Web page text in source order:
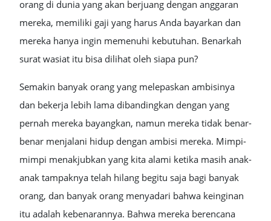
orang di dunia yang akan berjuang dengan anggaran
mereka, memiliki gaji yang harus Anda bayarkan dan
mereka hanya ingin memenuhi kebutuhan. Benarkah
surat wasiat itu bisa dilihat oleh siapa pun?
Semakin banyak orang yang melepaskan ambisinya
dan bekerja lebih lama dibandingkan dengan yang
pernah mereka bayangkan, namun mereka tidak benar-
benar menjalani hidup dengan ambisi mereka. Mimpi-
mimpi menakjubkan yang kita alami ketika masih anak-
anak tampaknya telah hilang begitu saja bagi banyak
orang, dan banyak orang menyadari bahwa keinginan
itu adalah kebenarannya. Bahwa mereka berencana